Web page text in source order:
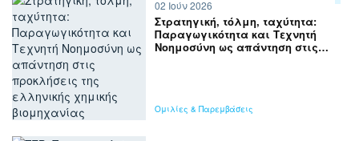
02 Ιούν 2026
Στρατηγική, τόλμη, ταχύτητα:
Παραγωγικότητα και Τεχνητή
Νοημοσύνη ως απάντηση στις
Ομιλίες & Παρεμβάσεις